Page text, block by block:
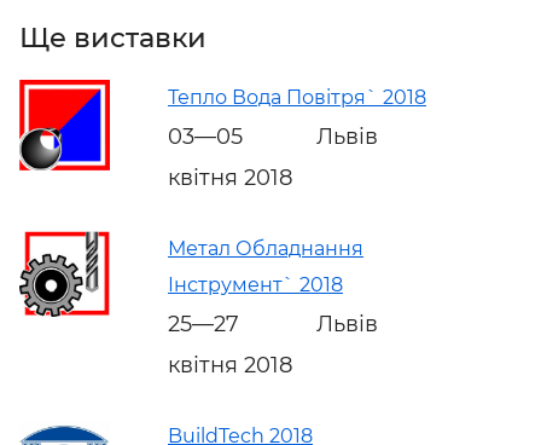
Ще виставки
Тепло Вода Повітря` 2018
03—05
квітня 2018
Львів
Метал Обладнання
Інструмент` 2018
25—27
квітня 2018
Львів
BuildTech 2018